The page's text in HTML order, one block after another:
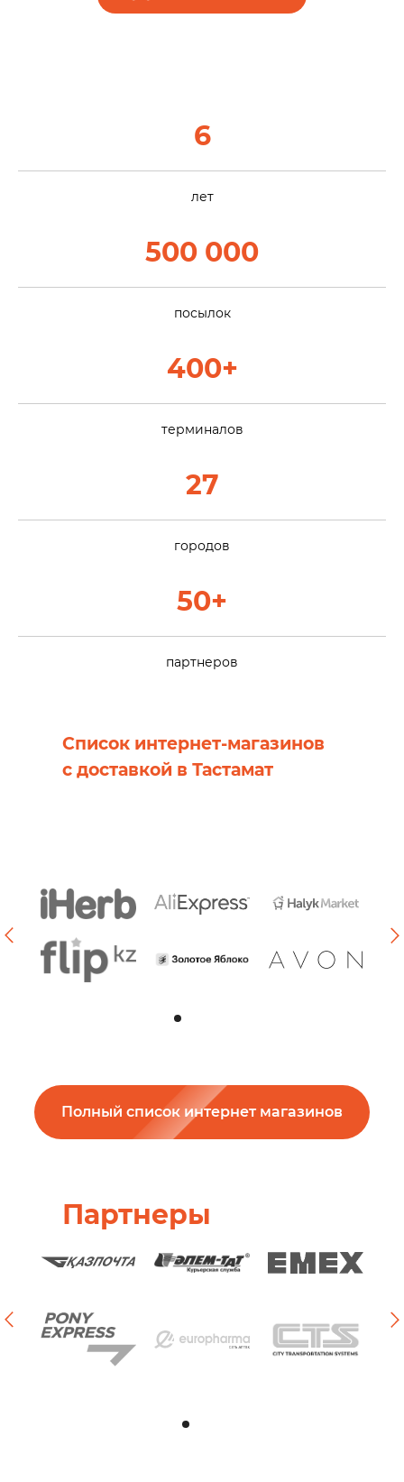
6
лет
500 000
посылок
400+
терминалов
27
городов
50+
партнеров
Список интернет-магазинов
с доставкой в Тастамат
Полный список интернет магазинов
Партнеры